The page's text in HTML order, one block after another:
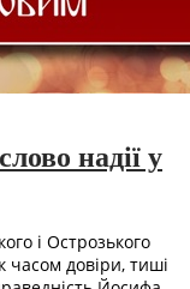
надії у
і Острозького
часом довіри, тиші